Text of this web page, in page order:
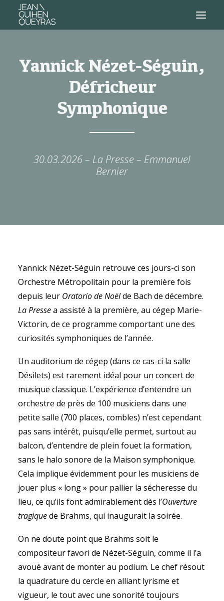
RECHERCHE
Yannick Nézet-Séguin,
Défricheur
Symphonique
30.03.2026 – La Presse – Emmanuel
Bernier
Yannick Nézet-Séguin retrouve ces jours-ci son
Orchestre Métropolitain pour la première fois
depuis leur Oratorio de Noëlde Bach de décembre.
La Pressea assisté à la première, au cégep Marie-
Victorin, de ce programme comportant une des
curiosités symphoniques de l’année.
Un auditorium de cégep (dans ce cas-ci la salle
Désilets) est rarement idéal pour un concert de
musique classique. L’expérience d’entendre un
orchestre de près de 100 musiciens dans une
petite salle (700 places, combles) n’est cependant
pas sans intérêt, puisqu’elle permet, surtout au
balcon, d’entendre de plein fouet la formation,
sans le halo sonore de la Maison symphonique.
Cela implique évidemment pour les musiciens de
jouer plus « long » pour pallier la sécheresse du
lieu, ce qu’ils font admirablement dès l’Ouverture
tragiquede Brahms, qui inaugurait la soirée.
On ne doute point que Brahms soit le
compositeur favori de Nézet-Séguin, comme il l’a
avoué avant de monter au podium. Le chef résout
la quadrature du cercle en alliant lyrisme et
vigueur, le tout avec une sonorité toujours